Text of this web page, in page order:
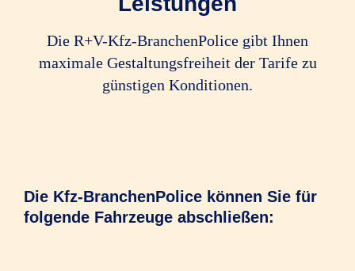
Die R+V-Kfz-BranchenPolice gibt Ihnen
maximale Gestaltungsfreiheit der Tarife zu
günstigen Konditionen.
Die Kfz-BranchenPolice können Sie für
folgende Fahrzeuge abschließen: